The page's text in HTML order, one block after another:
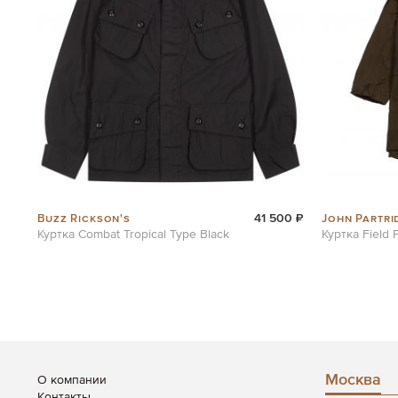
Buzz Rickson's
Куртка Combat Tropical Type Black
41 500 ₽ John
Куртка Field
О компании
Москва